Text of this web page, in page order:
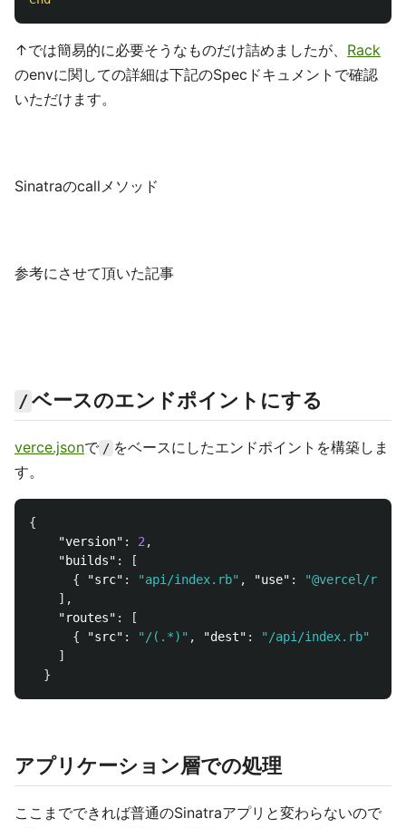
↑では簡易的に必要そうなものだけ詰めましたが、 Rack
のenvに関しての詳細は下記のSpecドキュメントで確認
いただけます。
Sinatraのcallメソッド
参考にさせて頂いた記事
/ベースのエンドポイントにする
verce.jsonで / をベースにしたエンドポイントを構築しま
す。
{
"version" : 2 ,
"builds" :
[
{
"src" : "api/index.rb" , "use" :
"@vercel/ruby"
],
"routes" :
[
{
"src" : "/(.*)" , "dest" : "/api/index.rb"
]
}
アプリケーション層での処理
ここまでできれば普通のSinatraアプリと変わらないので